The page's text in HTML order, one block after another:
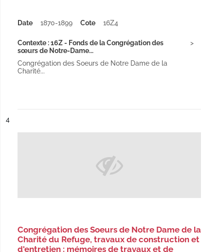
Date 1870-1899 Cote 16Z4
Contexte : 16Z - Fonds de la Congrégation des
sœurs de Notre-Dame...
Congrégation des Soeurs de Notre Dame de la
Charité...
n°
4
Congrégation des Soeurs de Notre Dame de la
Charité du Refuge, travaux de construction et
d'entretien : mémoires de travaux et de